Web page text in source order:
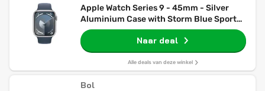
Apple Watch Series 9 - 45mm - Silver
Aluminium Case with Storm Blue Sport
Band - M/L
Naar deal
Alle deals van deze winkel
Bol